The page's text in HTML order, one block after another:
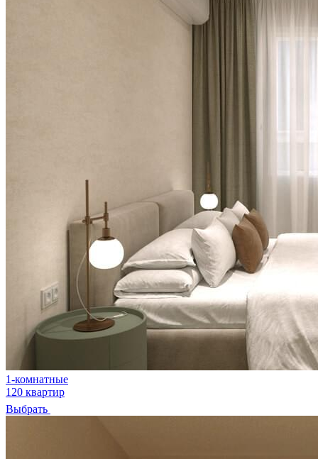
1-комнатные
120 квартир
Выбрать